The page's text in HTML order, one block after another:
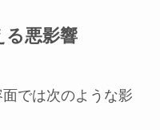
る悪影響
では次のような影